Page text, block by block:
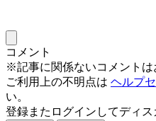
コメント
※記事に関係ないコメントは
ご利用上の不明点は ヘルプ
い。
登録またログインしてディ